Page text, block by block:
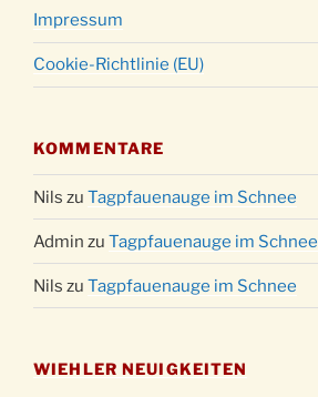
Impressum
Cookie-Richtlinie (EU)
KOMMENTARE
Nils zu Tagpfauenauge im Schnee
Admin zu Tagpfauenauge im Schnee
Nils zu Tagpfauenauge im Schnee
WIEHLER NEUIGKEITEN